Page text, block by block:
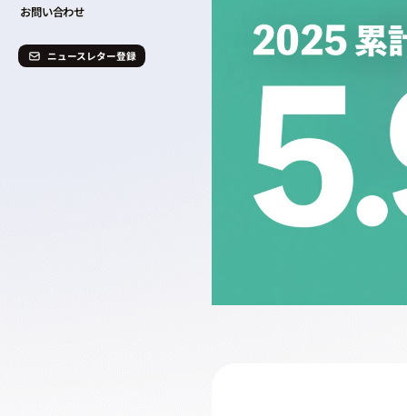
お問い合わせ
ニュースレター登録